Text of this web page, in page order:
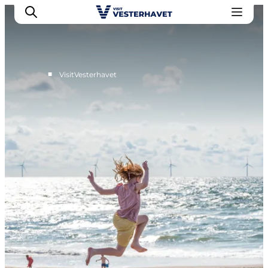
Erlebnisse
Unsere Städte
Essen & Übernachtung
Tickets kaufen
Plane deine Reise
■ VisitVesterhavet